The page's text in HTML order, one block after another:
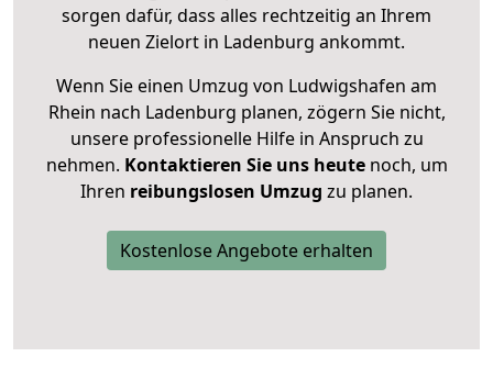
sorgen dafür, dass alles rechtzeitig an Ihrem
neuen Zielort in Ladenburg ankommt.
Wenn Sie einen Umzug von Ludwigshafen am
Rhein nach Ladenburg planen, zögern Sie nicht,
unsere professionelle Hilfe in Anspruch zu
nehmen. Kontaktieren Sie uns heutenoch, um
Ihren reibungslosen Umzug zu planen.
Kostenlose Angebote erhalten